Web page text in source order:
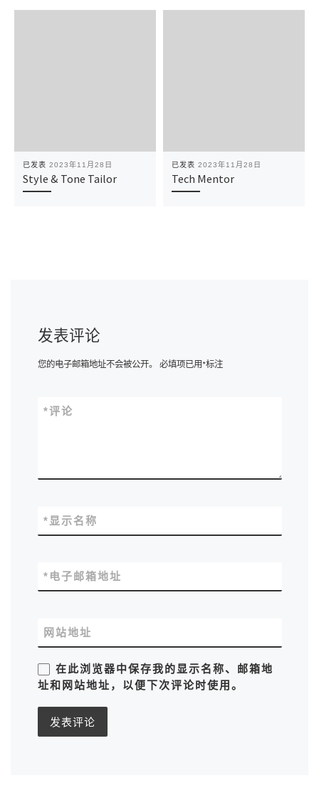
已发表 2023年11月28日
Style & Tone Tailor
已发表 2023年11月28日
Tech Mentor
发表评论
您的电子邮箱地址不会被公开。 必填项已用*标注
评论
*
显示名称
*
电子邮箱地址
*
网站地址
在此浏览器中保存我的显示名称、邮箱地
址和网站地址，以便下次评论时使用。